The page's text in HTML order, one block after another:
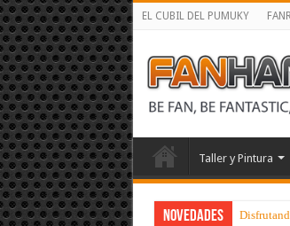
EL CUBIL DEL PUMUKY
Taller y Pintura
NOVEDADES